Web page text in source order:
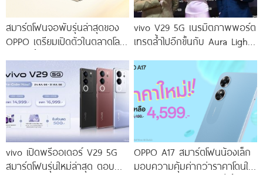
สมาร์ตโฟนจอพับรุ่นล่าสุดของ
OPPO เตรียมเปิดตัวในตลาดโลก
vivo V29 5G เนรมิตภาพพอร์ต
เทรตล้ำไปอีกขั้นกับ Aura Light
โดดเด่นด้วยสุนทรียศาสตร์แห่ง
vivo เปิดพรีออเดอร์ V29 5G
สมาร์ตโฟนรุ่นใหม่ล่าสุด ตอบ
OPPO A17 สมาร์ตโฟนน้องเล็ก
มอบความคุ้มค่ากว่าราคาโดนใจ